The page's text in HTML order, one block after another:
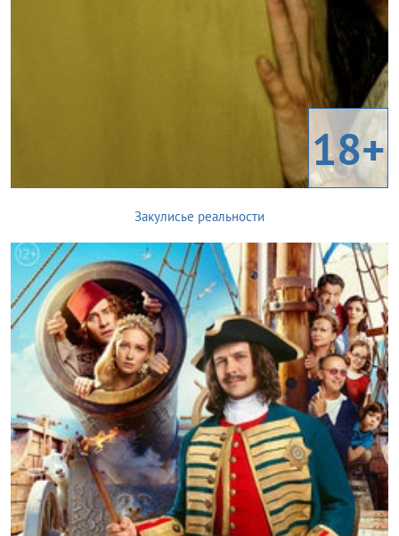
18+
Закулисье реальности